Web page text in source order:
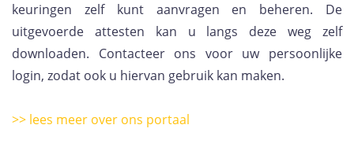
keuringen zelf kunt aanvragen en beheren. De
uitgevoerde attesten kan u langs deze weg zelf
downloaden. Contacteer ons voor uw persoonlijke
login, zodat ook u hiervan gebruik kan maken.
>> lees meer over ons portaal